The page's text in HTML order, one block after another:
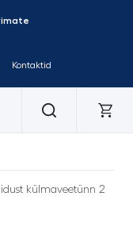
Kontaktid
külmaveetünn 2